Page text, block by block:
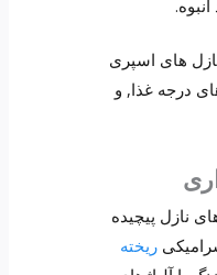
های اسپری
درجه غذا, و
نازل پیچیده
ریخته